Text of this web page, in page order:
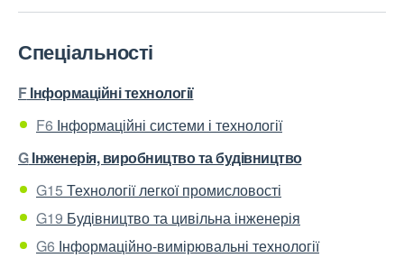
Спеціальності
FІнформаційні технології
F6 Інформаційні системи і технології
GІнженерія, виробництво та будівництво
G15 Технології легкої промисловості
G19 Будівництво та цивільна інженерія
G6 Інформаційно-вимірювальні технології